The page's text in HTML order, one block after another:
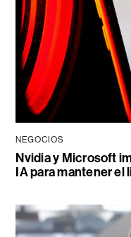
NEGOCIOS
Nvidia y Microsoft
IA para mantener el